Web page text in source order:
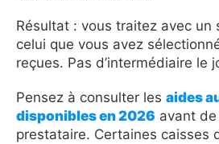
Résultat : vous traitez avec un
celui que vous avez
reçues. Pas d’intermédiaire le
Pensez à consulter les aides
disponibles en 2026 avant
prestataire. Certaines caisses